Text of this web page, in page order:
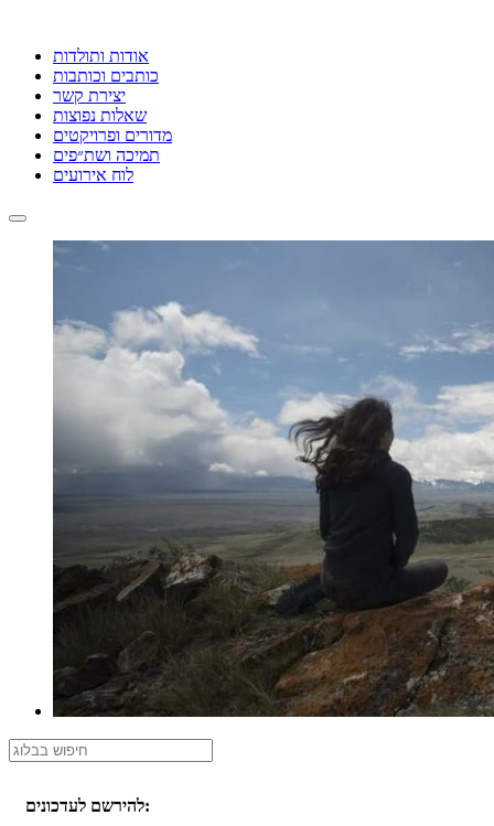
אודות ותולדות
כותבים וכותבות
יצירת קשר
שאלות נפוצות
מדורים ופרויקטים
תמיכה ושת״פים
לוח אירועים
להירשם לעדכונים: